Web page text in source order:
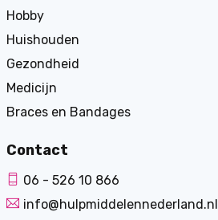
Hobby
Huishouden
Gezondheid
Medicijn
Braces en Bandages
Contact
06 - 526 10 866
info@hulpmiddelennederland.nl